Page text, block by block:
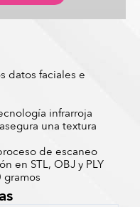
datos faciales e
infrarroja
una textura
de escaneo
en STL, OBJ y PLY
gramos